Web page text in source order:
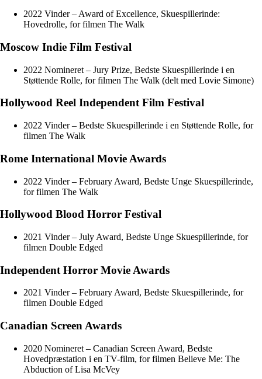
2022 Vinder – Award of Excellence, Skuespillerinde:
Hovedrolle, for filmen The Walk
Moscow Indie Film Festival
2022 Nomineret – Jury Prize, Bedste Skuespillerinde i en
Støttende Rolle, for filmen The Walk (delt med Lovie Simone)
Hollywood Reel Independent Film Festival
2022 Vinder – Bedste Skuespillerinde i en Støttende Rolle, for
filmen The Walk
Rome International Movie Awards
2022 Vinder – February Award, Bedste Unge Skuespillerinde,
for filmen The Walk
Hollywood Blood Horror Festival
2021 Vinder – July Award, Bedste Unge Skuespillerinde, for
filmen Double Edged
Independent Horror Movie Awards
2021 Vinder – February Award, Bedste Skuespillerinde, for
filmen Double Edged
Canadian Screen Awards
2020 Nomineret – Canadian Screen Award, Bedste
Hovedpræstation i en TV-film, for filmen Believe Me: The
Abduction of Lisa McVey